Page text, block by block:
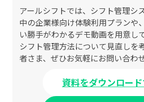
アールシフトでは、シフト管理シ
中の企業様向け体験利用プランや
い勝手がわかるデモ動画を用意し
シフト管理方法について見直しを
者さま、ぜひお気軽にお問い合わ
資料をダウンロー